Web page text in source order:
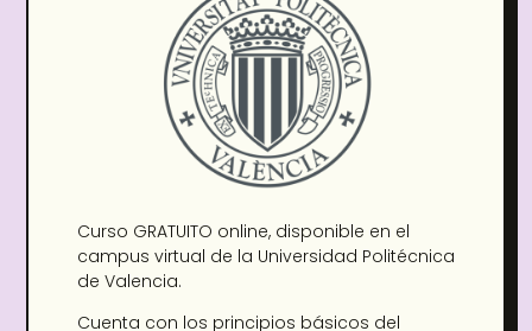
Curso GRATUITO online, disponible en el
campus virtual de la Universidad Politécnica
de Valencia.
Cuenta con los principios básicos del